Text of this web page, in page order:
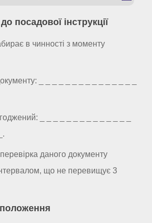
посадової інструкції
в чинності з моменту
_ _ _ _ _ _ _ _ _ _ _ _ _ _ _
_ _ _ _ _ _ _ _ _ _ _ _ _ _
даного документу
що не перевищує 3
положення